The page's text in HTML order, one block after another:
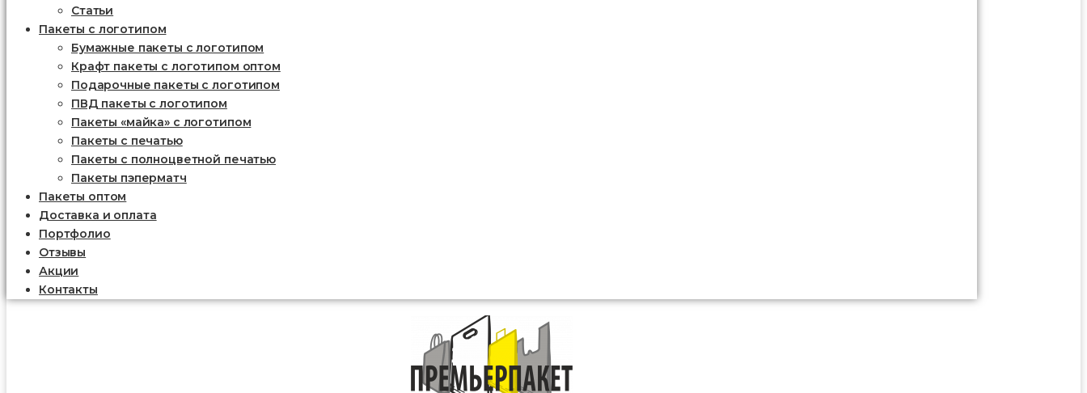
Статьи
Пакеты с логотипом
Бумажные пакеты с логотипом
Крафт пакеты с логотипом оптом
Подарочные пакеты с логотипом
ПВД пакеты с логотипом
Пакеты «майка» с логотипом
Пакеты c печатью
Пакеты с полноцветной печатью
Пакеты пэперматч
Пакеты оптом
Доставка и оплата
Портфолио
Отзывы
Акции
Контакты